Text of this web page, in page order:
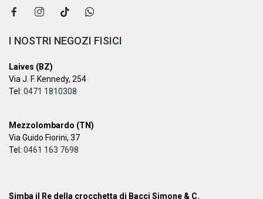
I NOSTRI NEGOZI FISICI
Laives (BZ)
Via J. F. Kennedy, 254
Tel: 0471 1810308
Mezzolombardo (TN)
Via Guido Fiorini, 37
Tel: 0461 163 7698
Simba il Re della crocchetta di Bacci Simone & C.